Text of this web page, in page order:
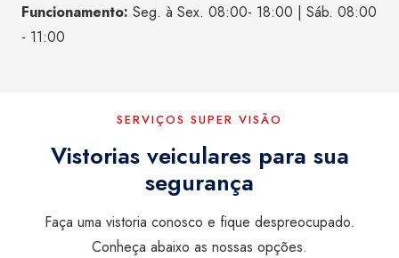
Funcionamento: Seg. à Sex. 08:00- 18:00 | Sáb. 08:00
- 11:00
SERVIÇOS SUPER VISÃO
Vistorias veiculares para sua
segurança
Faça uma vistoria conosco e fique despreocupado.
Conheça abaixo as nossas opções.